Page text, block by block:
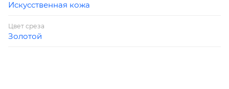
Искусственная кожа
Цвет среза
Золотой